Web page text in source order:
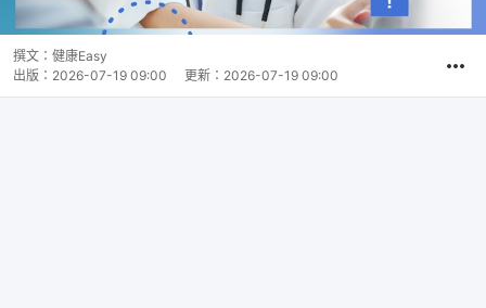
撰文： 健康Easy
出版： 2026-07-19 09:00 更新： 2026-07-19 09:00